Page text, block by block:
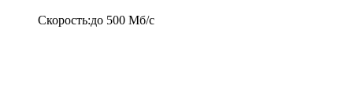
Скорость:до 500 Мб/c